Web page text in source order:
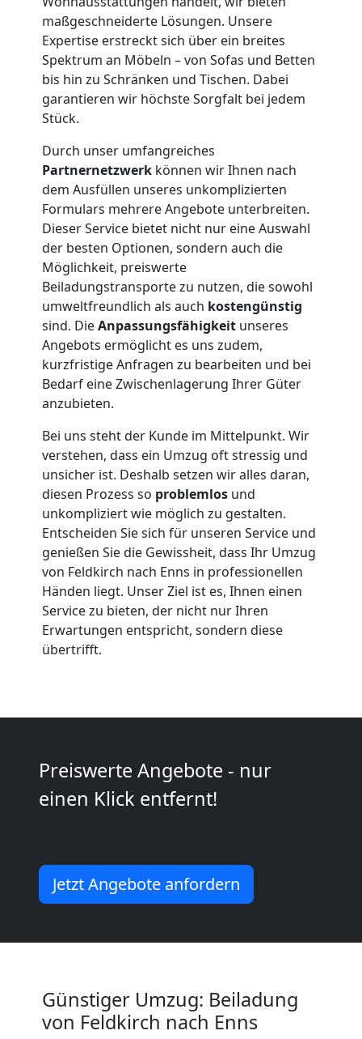
maßgeschneiderte Lösungen. Unsere
Expertise erstreckt sich über ein breites
Spektrum an Möbeln – von Sofas und Betten
bis hin zu Schränken und Tischen. Dabei
garantieren wir höchste Sorgfalt bei jedem
Stück.
Durch unser umfangreiches
Partnernetzwerk können wir Ihnen nach
dem Ausfüllen unseres unkomplizierten
Formulars mehrere Angebote unterbreiten.
Dieser Service bietet nicht nur eine Auswahl
der besten Optionen, sondern auch die
Möglichkeit, preiswerte
Beiladungstransporte zu nutzen, die sowohl
umweltfreundlich als auch kostengünstig
sind. DieAnpassungsfähigkeit unseres
Angebots ermöglicht es uns zudem,
kurzfristige Anfragen zu bearbeiten und bei
Bedarf eine Zwischenlagerung Ihrer Güter
anzubieten.
Bei uns steht der Kunde im Mittelpunkt. Wir
verstehen, dass ein Umzug oft stressig und
unsicher ist. Deshalb setzen wir alles daran,
diesen Prozess so problemlos und
unkompliziert wie möglich zu gestalten.
Entscheiden Sie sich für unseren Service und
genießen Sie die Gewissheit, dass Ihr Umzug
von Feldkirch nach Enns in professionellen
Händen liegt. Unser Ziel ist es, Ihnen einen
Service zu bieten, der nicht nur Ihren
Erwartungen entspricht, sondern diese
übertrifft.
Preiswerte Angebote - nur
einen Klick entfernt!
Jetzt Angebote anfordern
Günstiger Umzug: Beiladung
von Feldkirch nach Enns
Feldkirch
Möbeltransport
Feldkirch
Beiladung
Feldkirch
Mini
Umzug
Feldkirch
Umzug
Mann
LKW
Feldkirch
Umzug
LKW